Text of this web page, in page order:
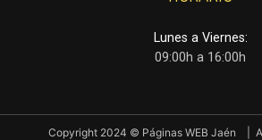
Lunes a Viernes:
09:00h a 16:00h
Copyright 2024 © Páginas WEB Jaén |